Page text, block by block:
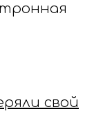
свой